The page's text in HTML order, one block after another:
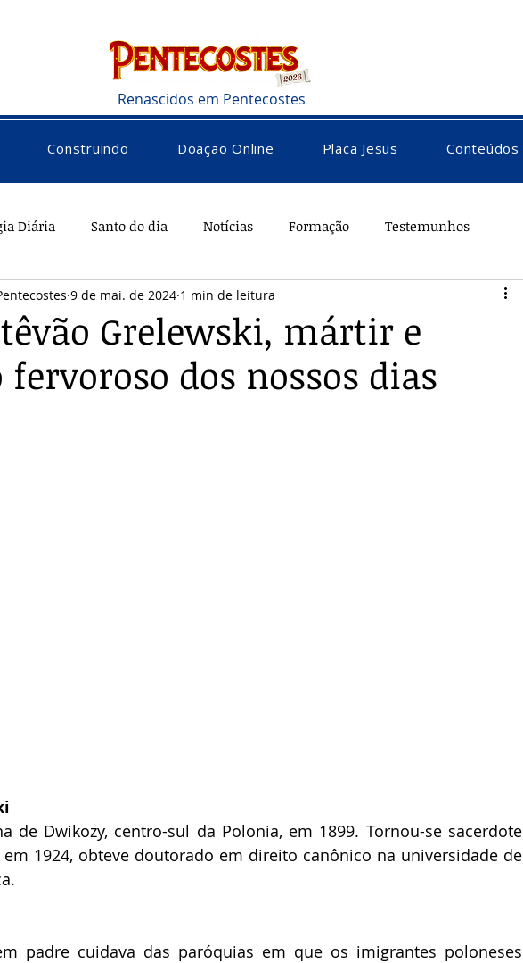
Renascidos em Pentecostes
Construindo Doação Online Placa Jesus Conteúdos
Diária Santo do dia Notícias Formação Testemunhos
Saúde Diversos Vocacional
Grelewski, mártir e
fervoroso dos nossos dias
9 de mai. de 2024 1 min de leitura
de Dwikozy, centro-sul da Polonia, em 1899. Tornou-se sacerdote
em 1924, obteve doutorado em direito canônico na universidade de
padre cuidava das paróquias em que os imigrantes poloneses